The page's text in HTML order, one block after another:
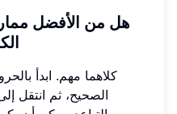
هل من الأفضل
كلاهما مهم. ابدأ
الصحيح، ثم انتقل